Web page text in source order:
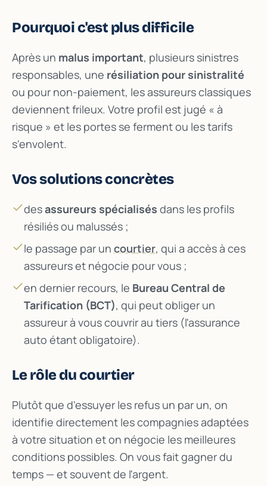
Pourquoi c'est plus difficile
Après un malus important, plusieurs sinistres
responsables, une résiliation pour sinistralité
ou pour non-paiement, les assureurs classiques
deviennent frileux. Votre profil est jugé « à
risque » et les portes se ferment ou les tarifs
s'envolent.
Vos solutions concrètes
desassureurs spécialisés dans les profils
résiliés ou malussés ;
le passage par un courtier, qui a accès à ces
assureurs et négocie pour vous ;
en dernier recours, le Bureau Central de
Tarification (BCT), qui peut obliger un
assureur à vous couvrir au tiers (l'assurance
auto étant obligatoire).
Le rôle du courtier
Plutôt que d'essuyer les refus un par un, on
identifie directement les compagnies adaptées
à votre situation et on négocie les meilleures
conditions possibles. On vous fait gagner du
temps — et souvent de l'argent.